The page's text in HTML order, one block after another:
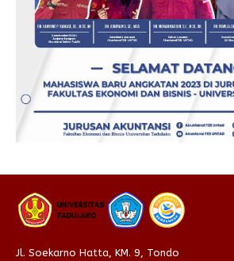
Jl. Soekarno Hatta, KM. 9, Tondo